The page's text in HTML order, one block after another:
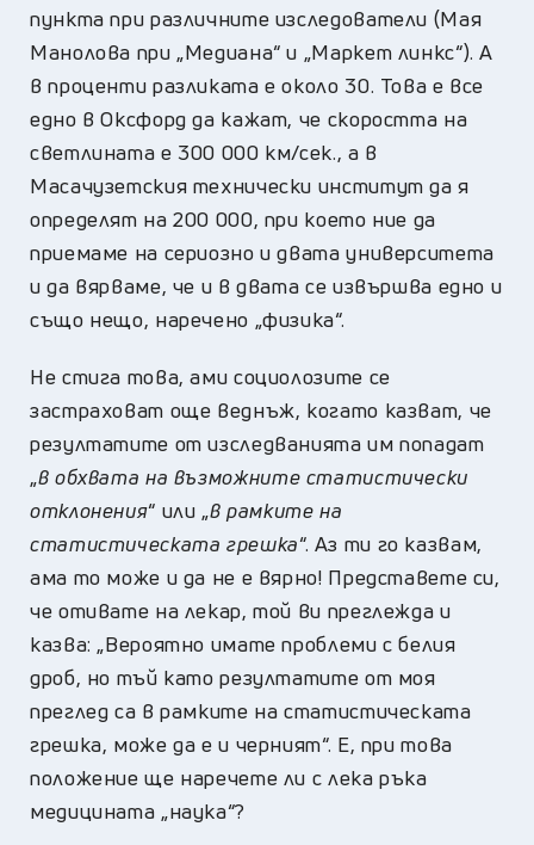
пункта при различните изследователи (Мая
Манолова при „Медиана“ и „Маркет линкс“). А
в проценти разликата е около 30. Това е все
едно в Оксфорд да кажат, че скоростта на
светлината е 300 000 км/сек., а в
Масачузетския технически институт да я
определят на 200 000, при което ние да
приемаме на сериозно и двата университета
и да вярваме, че и в двата се извършва едно и
също нещо, наречено „физика“.
Не стига това, ами социолозите се
застраховат още веднъж, когато казват, че
резултатите от изследванията им попадат
„в обхвата на възможните статистически
отклонения“ или „в рамките на
статистическата грешка“. Аз ти го казвам,
ама то може и да не е вярно! Представете си,
че отивате на лекар, той ви преглежда и
казва: „Вероятно имате проблеми с белия
дроб, но тъй като резултатите от моя
преглед са в рамките на статистическата
грешка, може да е и черният“. Е, при това
положение ще наречете ли с лека ръка
медицината „наука“?